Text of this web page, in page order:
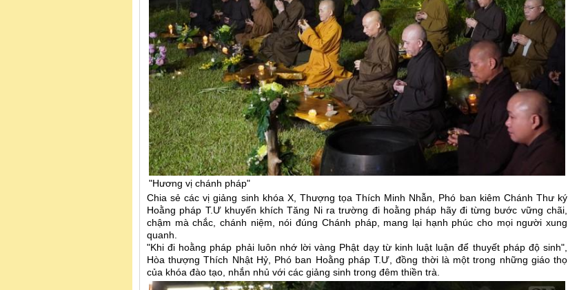
"Hương vị chánh pháp"
Chia sẻ các vị giảng sinh khóa X, Thượng tọa Thích Minh Nhẫn, Phó ban kiêm Chánh Thư ký
Hoằng pháp T.Ư khuyến khích Tăng Ni ra trường đi hoằng pháp hãy đi từng bước vững chãi,
chậm mà chắc, chánh niệm, nói đúng Chánh pháp, mang lại hạnh phúc cho mọi người xung
quanh.
"Khi đi hoằng pháp phải luôn nhớ lời vàng Phật dạy từ kinh luật luận để thuyết pháp độ sinh",
Hòa thượng Thích Nhật Hỷ, Phó ban Hoằng pháp T.Ư, đồng thời là một trong những giáo thọ
của khóa đào tạo, nhắn nhủ với các giảng sinh trong đêm thiền trà.